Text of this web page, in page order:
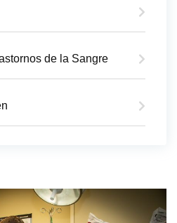
de la Sangre